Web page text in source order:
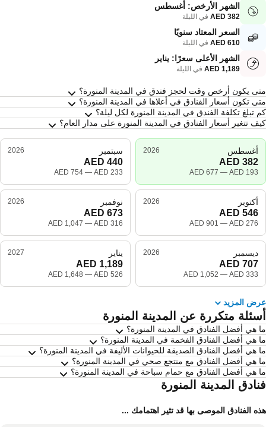
الشهر الأرخص: أغسطس
في الليلة
السعر المعتاد سنويًا
في الليلة
الشهر الأعلى سعرًا: يناير
في الليلة
متكررة عن المدينة المنورة
يكون أرخص وقت لحجز فندق في المدينة المنورة؟
تكون أسعار الفنادق في أعلاها في المدينة المنورة؟
تبلغ تكلفة الفندق في المدينة المنورة لكل ليلة؟
تتغير أسعار الفنادق في المدينة المنورة على مدار العام؟
أغسطس 2026
—
سبتمبر 2026
—
أكتوبر 2026
—
نوفمبر 2026
—
ديسمبر 2026
—
يناير 2027
—
المزيد
متكررة عن المدينة المنورة
هي أفضل الفنادق في المدينة المنورة؟
هي أفضل الفنادق الفخمة في المدينة المنورة؟
هي أفضل الفنادق الصديقة للحيوانات الأليفة في المدينة المنورة؟
هي أفضل الفنادق مع منتجع صحي في المدينة المنورة؟
هي أفضل الفنادق مع حمام سباحة في المدينة المنورة؟
المدينة المنورة
الفنادق الموصى بها قد تثير اهتمامك ...